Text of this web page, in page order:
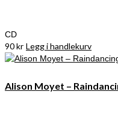
CD
90kr Legg i handlekurv
Alison Moyet –